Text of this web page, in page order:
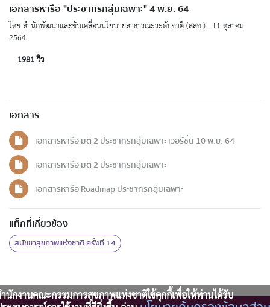
นักงานคณะกรรมการสุขภาพแห่งชาติใช้คุกกี้เพื่อให้ท่านได้รับ
เอกสารหารือ "ประชากรกลุ่มเฉพาะ" 4 พ.ย. 64
โดย สำนักพัฒนาและขับเคลื่อนนโยบายสาธารณะระดับชาติ (สสช.) | 11 ตุลาคม
2564
1981 วิว
เอกสาร
เอกสารหารือ มติ 2 ประชากรกลุ่มเฉพาะ เวอร์ชั่น 10 พ.ย. 64
เอกสารหารือ มติ 2 ประชากรกลุ่มเฉพาะ
เอกสารหารือ Roadmap ประชากรกลุ่มเฉพาะ
แท็กที่เกี่ยวข้อง
สมัชชาสุขภาพแห่งชาติ ครั้งที่ 14